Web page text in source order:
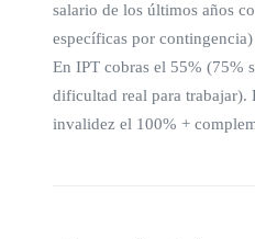
salario de los últimos años
específicas por
En IPT cobras el 55% (75%
dificultad real para trabajar).
invalidez el 100% +